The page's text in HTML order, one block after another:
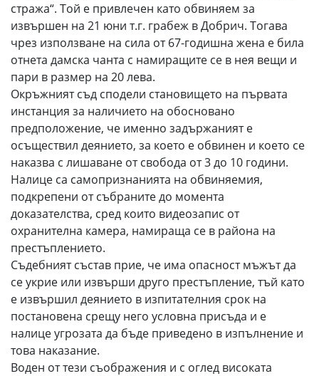
стража“. Той е привлечен като обвиняем за
извършен на 21 юни т.г. грабеж в Добрич. Тогава
чрез използване на сила от 67-годишна жена е била
отнета дамска чанта с намиращите се в нея вещи и
пари в размер на 20 лева.
Окръжният съд сподели становището на първата
инстанция за наличието на обосновано
предположение, че именно задържаният е
осъществил деянието, за което е обвинен и което се
наказва с лишаване от свобода от 3 до 10 години.
Налице са самопризнанията на обвиняемия,
подкрепени от събраните до момента
доказателства, сред които видеозапис от
охранителна камера, намираща се в района на
престъплението.
Съдебният състав прие, че има опасност мъжът да
се укрие или извърши друго престъпление, тъй като
е извършил деянието в изпитателния срок на
постановена срещу него условна присъда и е
налице угрозата да бъде приведено в изпълнение и
това наказание.
Воден от тези съображения и с оглед високата